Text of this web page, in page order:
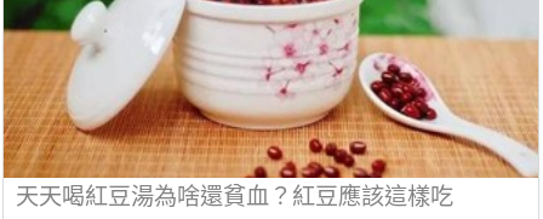
天天喝紅豆湯為啥還貧血？紅豆應該這樣吃